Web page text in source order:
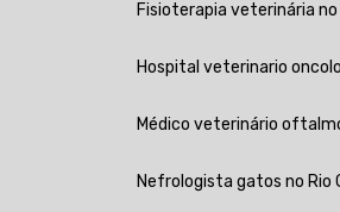
Fisioterapia veterinária no
Hospital veterinario
Médico veterinário
Nefrologista gatos no Rio